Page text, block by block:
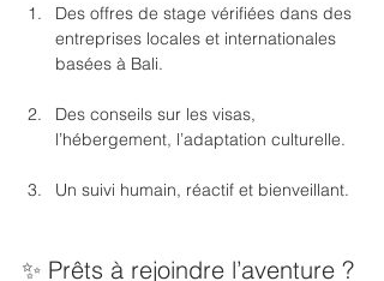
Des offres de stage vérifiées dans des
entreprises locales et internationales
basées à Bali.
Des conseils sur les visas,
l’hébergement, l’adaptation culturelle.
Un suivi humain, réactif et bienveillant.
✨ Prêts à rejoindre l’aventure ?